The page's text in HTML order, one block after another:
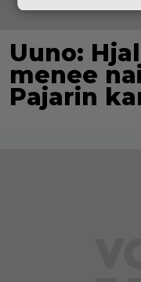
Uuno:
menee
Pajarin